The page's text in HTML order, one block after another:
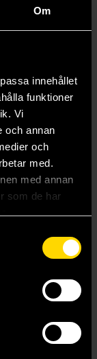
Om
innehållet
funktioner
Vi
och annan
och
med.
med annan
som de har
Mistakenly Saving the Villain Vol 2
mer